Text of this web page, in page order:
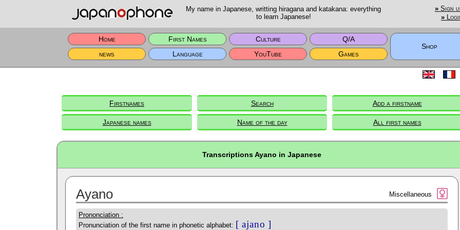
My name in Japanese, writting hiragana and katakana: everything
to learn Japanese!
» Sign
»
Home First Names Culture
Q/A
Shop
news
Language YouTube Games
Firstnames Search Add a firstname
Japanese names Name of the day All first names
Transcriptions Ayano in Japanese
Ayano Miscellaneous
Prononciation :
Pronunciation of the first name in phonetic alphabet: [ ajano ]